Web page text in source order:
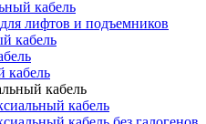
кабель
лифтов и подъемников
кабель
кабель
кабель
кабель